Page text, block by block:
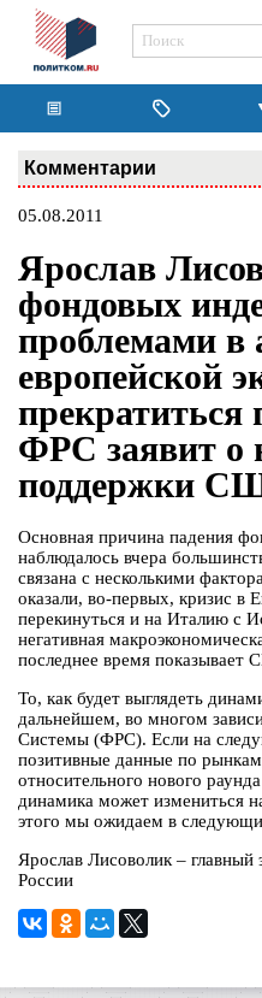
Комментарии
05.08.2011
Ярослав
фондовых
проблемами в
европейской
прекратиться
ФРС заявит о
поддержки
Основная причина падения
наблюдалось вчера
связана с несколькими
оказали, во-первых, кризис в
перекинуться и на Италию с
негативная
последнее время показывает
То, как будет выглядеть
дальнейшем, во многом
Системы (ФРС). Если на
позитивные данные по
относительного нового
динамика может измениться
этого мы ожидаем в
Ярослав Лисоволик –
России